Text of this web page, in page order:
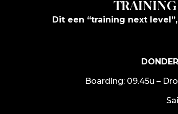
TRAINING
Dit een “training next
Boarding: 09.45u –